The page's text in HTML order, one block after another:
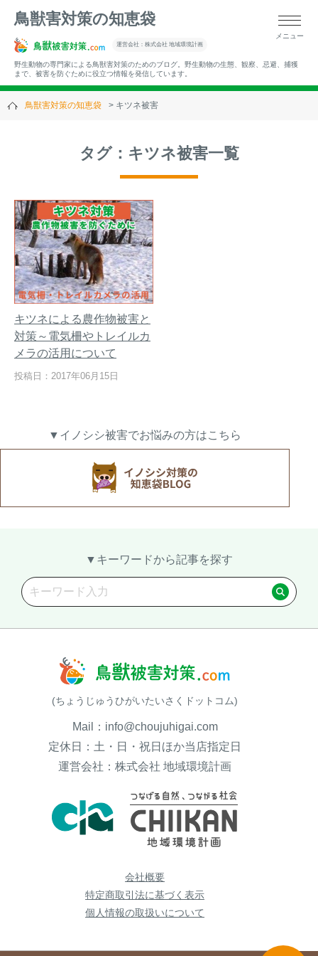
鳥獣害対策の知恵袋
運営会社：株式会社 地域環境計画
野生動物の専門家による鳥獣害対策のためのブログ。野生動物の生態、観察、忌避、捕獲
まで、被害を防ぐために役立つ情報を発信しています。
メニュー
▼キーワードから記事を探す
メルマガ登録
ご相談
お問い合わせ
オンライン
ショップ
鳥獣害対策の知恵袋 キツネ被害
タグ：キツネ被害一覧
キツネによる農作物被害と
対策～電気柵やトレイルカ
メラの活用について
投稿日：2017年06月15日
▼イノシシ被害でお悩みの方はこちら
▼キーワードから記事を探す
(ちょうじゅうひがいたいさくドットコム)
Mail：info@choujuhigai.com
定休日：土・日・祝日ほか当店指定日
運営会社：株式会社 地域環境計画
会社概要
特定商取引法に基づく表示
個人情報の取扱いについて